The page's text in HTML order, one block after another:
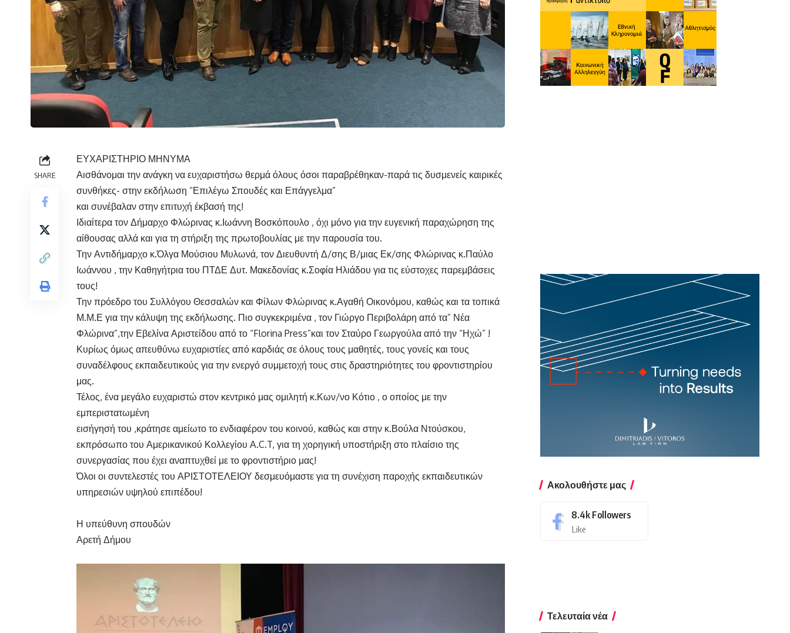
SHARE
ΕΥΧΑΡΙΣΤΗΡΙΟ ΜΗΝΥΜΑ
Αισθάνομαι την ανάγκη να ευχαριστήσω θερμά όλους όσοι παραβρέθηκαν-παρά τις δυσμενείς καιρικές
συνθήκες- στην εκδήλωση “Επιλέγω Σπουδές και Επάγγελμα”
και συνέβαλαν στην επιτυχή έκβασή της!
Ιδιαίτερα τον Δήμαρχο Φλώρινας κ.Ιωάννη Βοσκόπουλο , όχι μόνο για την ευγενική παραχώρηση της
αίθουσας αλλά και για τη στήριξη της πρωτοβουλίας με την παρουσία του.
Την Αντιδήμαρχο κ.Όλγα Μούσιου Μυλωνά, τον Διευθυντή Δ/σης Β/μιας Εκ/σης Φλώρινας κ.Παύλο
Ιωάννου , την Καθηγήτρια του ΠΤΔΕ Δυτ. Μακεδονίας κ.Σοφία Ηλιάδου για τις εύστοχες παρεμβάσεις
τους!
Την πρόεδρο του Συλλόγου Θεσσαλών και Φίλων Φλώρινας κ.Αγαθή Οικονόμου, καθώς και τα τοπικά
Μ.Μ.Ε για την κάλυψη της εκδήλωσης. Πιο συγκεκριμένα , τον Γιώργο Περιβολάρη από τα” Νέα
Φλώρινα”,την Εβελίνα Αριστείδου από το “Florina Press”και τον Σταύρο Γεωργούλα από την “Ηχώ” !
Κυρίως όμως απευθύνω ευχαριστίες από καρδιάς σε όλους τους μαθητές, τους γονείς και τους
συναδέλφους εκπαιδευτικούς για την ενεργό συμμετοχή τους στις δραστηριότητες του φροντιστηρίου
μας.
Τέλος, ένα μεγάλο ευχαριστώ στον κεντρικό μας ομιλητή κ.Κων/νο Κότιο , ο οποίος με την
εμπεριστατωμένη
εισήγησή του ,κράτησε αμείωτο το ενδιαφέρον του κοινού, καθώς και στην κ.Βούλα Ντούσκου,
εκπρόσωπο του Αμερικανικού Κολλεγίου Α.C.T, για τη χορηγική υποστήριξη στο πλαίσιο της
συνεργασίας που έχει αναπτυχθεί με το φροντιστήριο μας!
Όλοι οι συντελεστές του ΑΡΙΣΤΟΤΕΛΕΙΟΥ δεσμευόμαστε για τη συνέχιση παροχής εκπαιδευτικών
υπηρεσιών υψηλού επιπέδου!
Η υπεύθυνη σπουδών
Αρετή Δήμου
Ακολουθήστε μας
8.4k Followers
Like
Τελευταία νέα